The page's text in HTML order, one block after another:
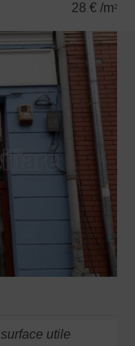
28 € /m2
surface utile